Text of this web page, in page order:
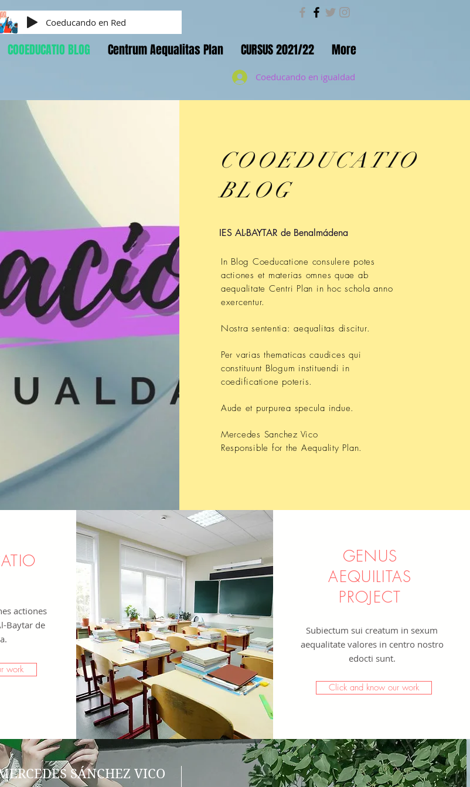
COOEDUCATIO BLOG Centrum Aequalitas Plan CURSUS 2021/22 More
Coeducando en igualdad
Coeducando en Red
COOEDUCATIO
BLOG
IES AL-BAYTAR de Benalmádena
In Blog Coeducatione consulere potes
actiones et materias omnes quae ab
aequalitate Centri Plan in hoc schola anno
exercentur.
Nostra sententia: aequalitas discitur.
Per varias thematicas caudices qui
constituunt Blogum instituendi in
coedificatione poteris.
Aude et purpurea specula indue.
Mercedes Sanchez Vico
Responsible for the Aequality Plan.
actiones
Baytar de
work
GENUS
AEQUILITAS
PROJECT
Subiectum sui creatum in sexum
aequalitate valores in centro nostro
edocti sunt.
Click and know our work
SÁNCHEZ VICO